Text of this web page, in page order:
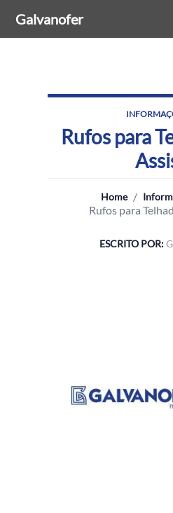
Galvanofer
Rufos para
Home /
Rufos para
ESCRITO POR: